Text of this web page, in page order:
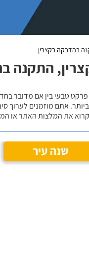
בהדבקה בקצרין
התקנה
טבעי בין אם מדובר
אתם מוזמנים לערוך
את המלצות האתר או
שנה עיר